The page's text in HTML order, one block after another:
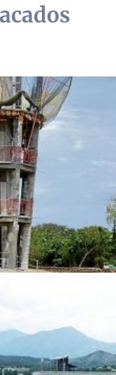
sísmicos
sísmicos